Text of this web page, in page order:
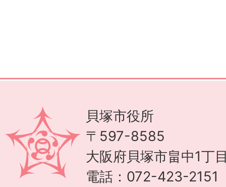
貝塚市役所
〒597-8585
大阪府貝塚市畠中1丁
電話：072-423-2151